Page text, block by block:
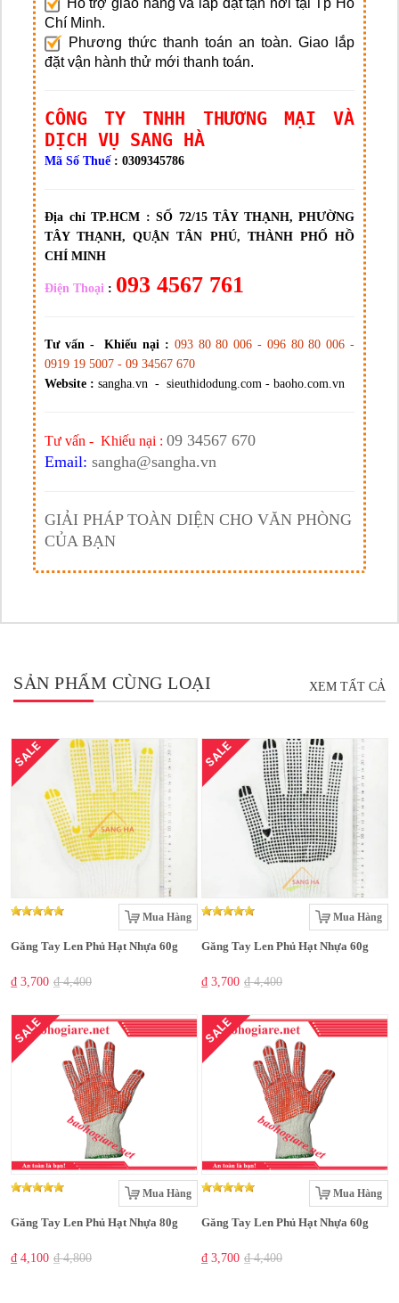
Hỗ trợ giao hàng và lắp đặt tận nơi tại Tp Hồ
Chí Minh.
Phương thức thanh toán an toàn. Giao lắp
đặt vận hành thử mới thanh toán.
CÔNG TY TNHH THƯƠNG MẠI VÀ
DỊCH VỤ SANG HÀ
Mã Số Thuế : 0309345786
Địa chỉ TP.HCM : SỐ 72/15 TÂY THẠNH, PHƯỜNG
TÂY THẠNH, QUẬN TÂN PHÚ, THÀNH PHỐ HỒ
CHÍ MINH
Điện Thoại : 093 4567 761
Tư vấn - Khiếu nại : 093 80 80 006 - 096 80 80 006 -
0919 19 5007 - 09 34567 670
Website : sangha.vn - sieuthidodung.com - baoho.com.vn
Tư vấn - Khiếu nại : 09 34567 670
Email: sangha@sangha.vn
GIẢI PHÁP TOÀN DIỆN CHO VĂN PHÒNG
CỦA BẠN
SẢN PHẨM CÙNG LOẠI XEM TẤT CẢ
SALE
Mua Hàng
Găng Tay Len Phủ Hạt Nhựa 60g
₫ 3,700 ₫ 4,400
SALE
Mua Hàng
Găng Tay Len Phủ Hạt Nhựa 60g
₫ 3,700 ₫ 4,400
SALE
Mua Hàng
Găng Tay Len Phủ Hạt Nhựa 80g
₫ 4,100 ₫ 4,800
SALE
Mua Hàng
Găng Tay Len Phủ Hạt Nhựa 60g
₫ 3,700 ₫ 4,400